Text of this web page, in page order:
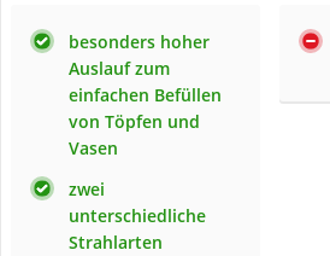
besonders hoher
Auslauf zum
einfachen Befüllen
von Töpfen und
Vasen
zwei
unterschiedliche
Strahlarten